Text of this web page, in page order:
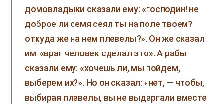
домовладыки сказали ему: «господин! не
доброе ли семя сеял ты на поле твоем?
откуда же на нем плевелы?». Он же сказал
им: «враг человек сделал это». А рабы
сказали ему: «хочешь ли, мы пойдем,
выберем их?». Но он сказал: «нет, — чтобы,
выбирая плевелы, вы не выдергали вместе